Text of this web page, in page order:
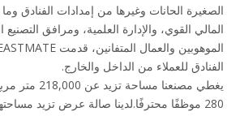
الصغيرة الحانات وغيرها من إمدادات الفنادق
المالي القوي، والإدارة العلمية، ومرافق
الفنادق للعملاء من الداخل والخارج.
يغطي مصنعنا